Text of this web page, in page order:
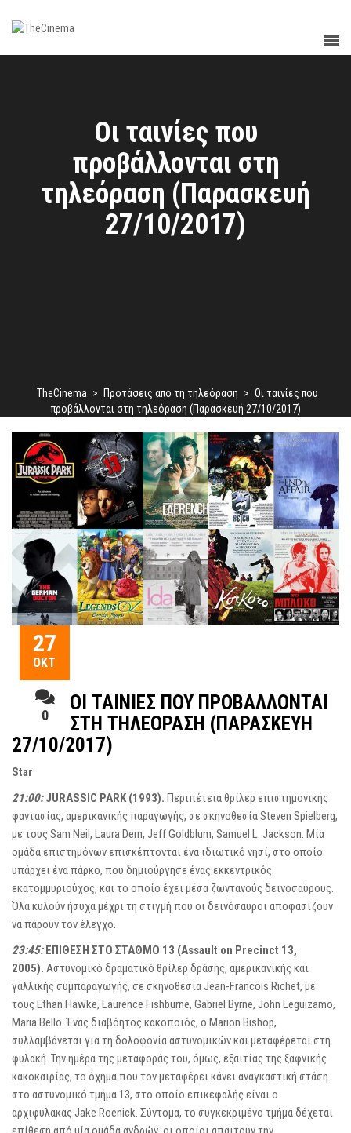
Οι ταινίες που
προβάλλονται στη
τηλεόραση (Παρασκευή
27/10/2017)
TheCinema > Προτάσεις απο τη τηλεόραση > Οι ταινίες που
προβάλλονται στη τηλεόραση (Παρασκευή 27/10/2017)
27
ΟΚΤ
0
ΟΙ ΤΑΙΝΊΕΣ ΠΟΥ ΠΡΟΒΆΛΛΟΝΤΑΙ
ΣΤΗ ΤΗΛΕΌΡΑΣΗ (ΠΑΡΑΣΚΕΥΉ
27/10/2017)
Star
21:00:JURASSIC PARK (1993). Περιπέτεια θρίλερ επιστημονικής
φαντασίας, αμερικανικής παραγωγής, σε σκηνοθεσία Steven Spielberg,
με τους Sam Neil, Laura Dern, Jeff Goldblum, Samuel L. Jackson. Μία
ομάδα επιστημόνων επισκέπτονται ένα ιδιωτικό νησί, στο οποίο
υπάρχει ένα πάρκο, που δημιούργησε ένας εκκεντρικός
εκατομμυριούχος, και το οποίο έχει μέσα ζωντανούς δεινοσαύρους.
Όλα κυλούν ήσυχα μέχρι τη στιγμή που οι δεινόσαυροι αποφασίζουν
να πάρουν τον έλεγχο.
23:45:ΕΠΙΘΕΣΗ ΣΤΟ ΣΤΑΘΜΟ 13 (Assault on Precinct 13,
2005). Αστυνομικό δραματικό θρίλερ δράσης, αμερικανικής και
γαλλικής συμπαραγωγής, σε σκηνοθεσία Jean-Francois Richet, με
τους Ethan Hawke, Laurence Fishburne, Gabriel Byrne, John Leguizamo,
Maria Bello. Ένας διαβόητος κακοποιός, ο Marion Bishop,
συλλαμβάνεται για τη δολοφονία αστυνομικών και μεταφέρεται στη
φυλακή. Την ημέρα της μεταφοράς του, όμως, εξαιτίας της ξαφνικής
κακοκαιρίας, το όχημα που τον μεταφέρει κάνει αναγκαστική στάση
στο αστυνομικό τμήμα 13, στο οποίο επικεφαλής είναι ο
αρχιφύλακας Jake Roenick. Σύντομα, το συγκεκριμένο τμήμα δέχεται